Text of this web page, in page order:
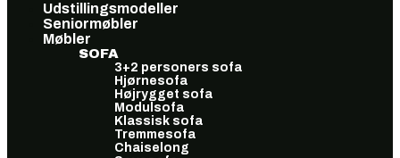
Udstillingsmodeller
Seniormøbler
Møbler
SOFA
3+2 personers sofa
Hjørnesofa
Højrygget sofa
Modulsofa
Klassisk sofa
Tremmesofa
Chaiselong